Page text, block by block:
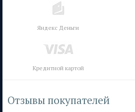
Яндекс Деньги
Кредитной картой
Отзывы покупателей